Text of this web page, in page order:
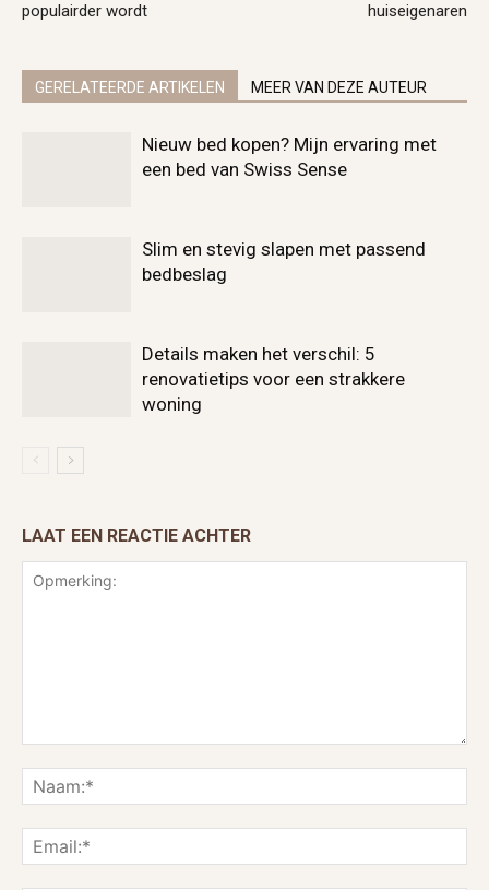
populairder wordt
huiseigenaren
GERELATEERDE ARTIKELEN MEER VAN DEZE AUTEUR
Nieuw bed kopen? Mijn ervaring met
een bed van Swiss Sense
Slim en stevig slapen met passend
bedbeslag
Details maken het verschil: 5
renovatietips voor een strakkere
woning
LAAT EEN REACTIE ACHTER